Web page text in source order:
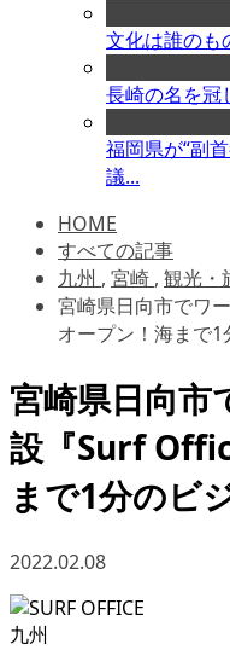
文化は誰のも
長崎の名を冠
福岡県が“副
議...
HOME
すべての記事
九州 , 宮崎 , 観光・
宮崎県日向市でワ
オープン！海まで
宮崎県日向市
設『Surf
まで1分のビ
2022.02.08
九州